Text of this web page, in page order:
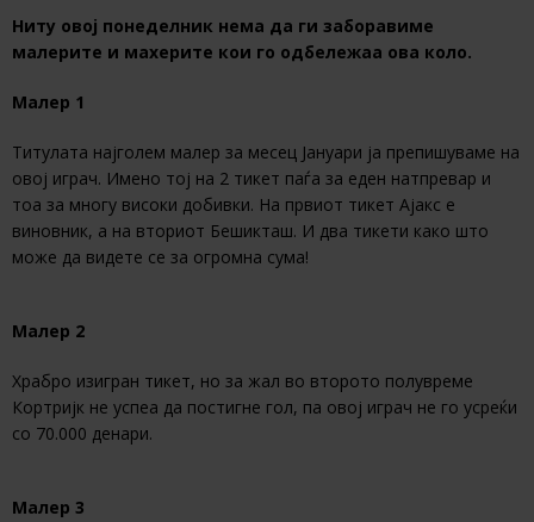
Ниту овој понеделник нема да ги заборавиме
малерите и махерите кои го одбележаа ова коло.
Малер 1
Титулата најголем малер за месец Јануари ја препишуваме на
овој играч. Имено тој на 2 тикет паѓа за еден натпревар и
тоа за многу високи добивки. На првиот тикет Ајакс е
виновник, а на вториот Бешикташ. И два тикети како што
може да видете се за огромна сума!
Малер 2
Храбро изигран тикет, но за жал во второто полувреме
Кортријк не успеа да постигне гол, па овој играч не го усреќи
со 70.000 денари.
Малер 3